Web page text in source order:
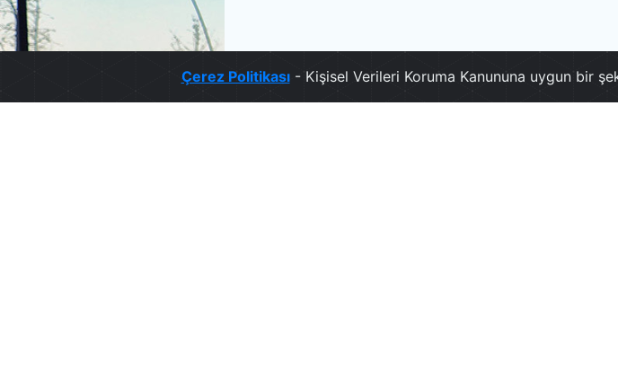
Çerez Politikası- Kişisel Verileri Koruma Kanununa uygun bir